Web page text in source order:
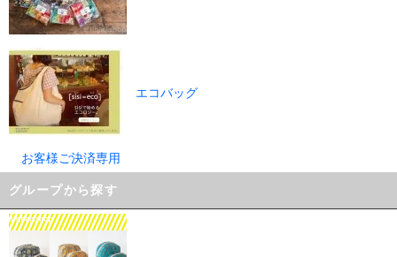
エコバッグ
お客様ご決済専用
グループから探す